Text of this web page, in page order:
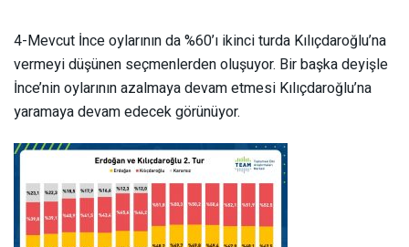
4-Mevcut İnce oylarının da %60’ı ikinci turda Kılıçdaroğlu’na
vermeyi düşünen seçmenlerden oluşuyor. Bir başka deyişle
İnce’nin oylarının azalmaya devam etmesi Kılıçdaroğlu’na
yaramaya devam edecek görünüyor.